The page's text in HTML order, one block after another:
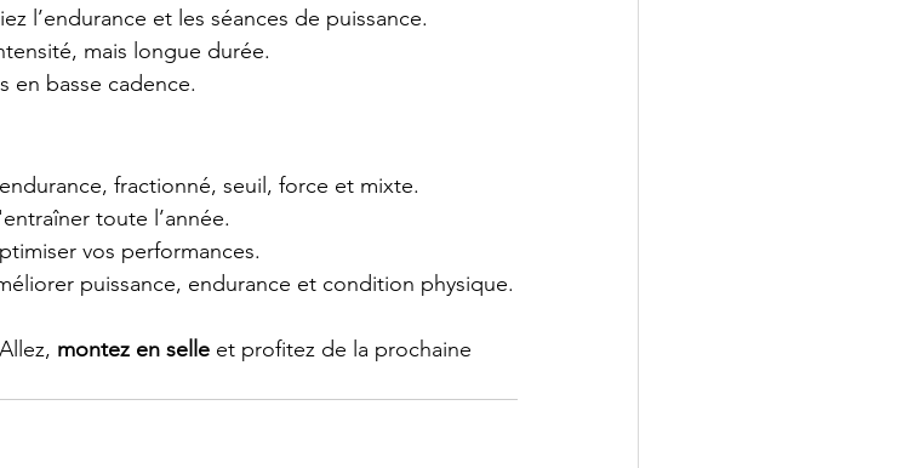
l’endurance et les séances de puissance.
mais longue durée.
en basse cadence.
fractionné, seuil, force et mixte.
toute l’année.
vos performances.
puissance, endurance et condition physique.
montez en selle et profitez de la prochaine